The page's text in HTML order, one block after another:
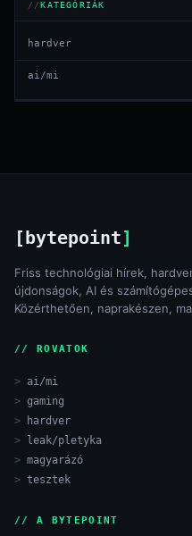
KATEGÓRIÁK
hardver
ai/mi
[bytepoint]
Friss technológiai hírek,
újdonságok, AI és
Közérthetően, naprakészen,
// ROVATOK
ai/mi
gaming
hardver
leak/pletyka
magyarázó
tesztek
// A BYTEPOINT